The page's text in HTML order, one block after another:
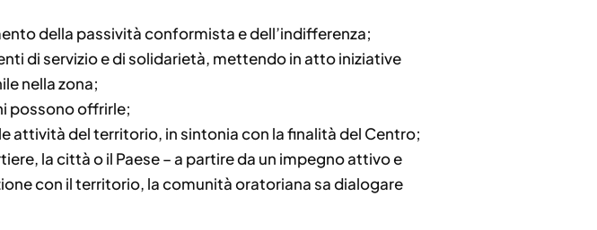
della passività conformista e dell’indifferenza;
di servizio e di solidarietà, mettendo in atto iniziative
nella zona;
possono offrirle;
attività del territorio, in sintonia con la finalità del Centro;
la città o il Paese – a partire da un impegno attivo e
con il territorio, la comunità oratoriana sa dialogare